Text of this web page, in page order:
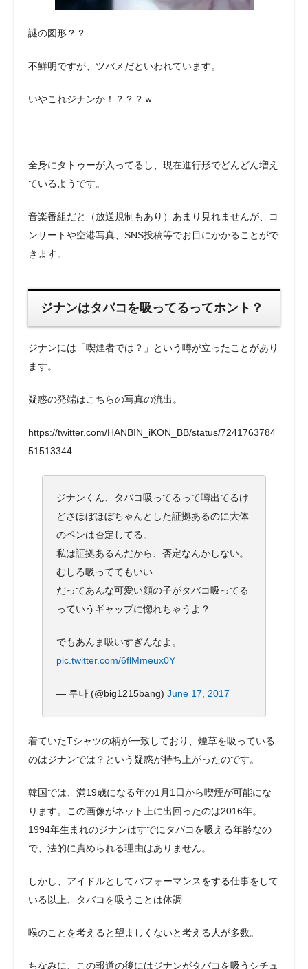
謎の図形？？
不鮮明ですが、ツバメだといわれています。
いやこれジナンか！？？？ｗ
全身にタトゥーが入ってるし、現在進行形でどんどん増え
ているようです。
音楽番組だと（放送規制もあり）あまり見れませんが、コ
ンサートや空港写真、SNS投稿等でお目にかかることがで
きます。
ジナンはタバコを吸ってるってホント？
ジナンには「喫煙者では？」という噂が立ったことがあり
ます。
疑惑の発端はこちらの写真の流出。
https://twitter.com/HANBIN_iKON_BB/status/7241763784
51513344
ジナンくん、タバコ吸ってるって噂出てるけ
どさほぼほぼちゃんとした証拠あるのに大体
のペンは否定してる。
私は証拠あるんだから、否定なんかしない。
むしろ吸っててもいい
だってあんな可愛い顔の子がタバコ吸ってる
っていうギャップに惚れちゃうよ？
でもあんま吸いすぎんなよ。
pic.twitter.com/6flMmeux0Y
— 루나 (@big1215bang) June 17, 2017
着ていたTシャツの柄が一致しており、煙草を吸っている
のはジナンでは？という疑惑が持ち上がったのです。
韓国では、満19歳になる年の1月1日から喫煙が可能にな
ります。この画像がネット上に出回ったのは2016年。
1994年生まれのジナンはすでにタバコを吸える年齢なの
で、法的に責められる理由はありません。
しかし、アイドルとしてパフォーマンスをする仕事をして
いる以上、タバコを吸うことは体調
喉のことを考えると望ましくないと考える人が多数。
ちなみに、この報道の後にはジナンがタバコを吸うシチュ